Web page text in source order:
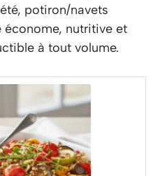
potiron/navets
nutritive et
à tout volume.